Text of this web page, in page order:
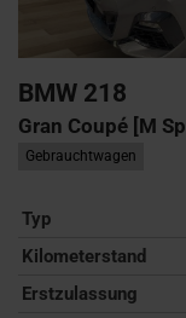
BMW 218
Gran Coupé [M
Gebrauchtwagen
Typ
Kilometerstand
Erstzulassung